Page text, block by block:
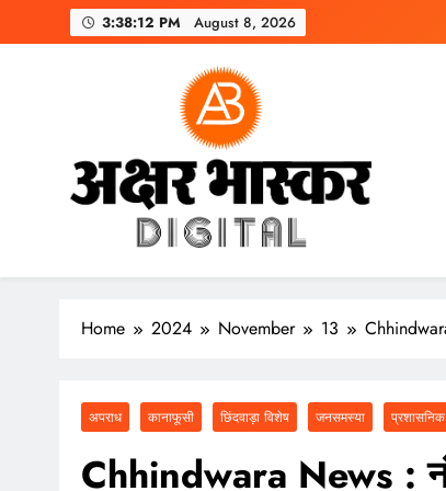
to
3:38:13 PM August 8, 2026
अक्षर भास्कर
डिजिटल
Home 2024 November 13
अपराध कानाफूसी छिंदवाड़ा विशेष जनसमस्या प्रशासनिक
Chhindwara News :